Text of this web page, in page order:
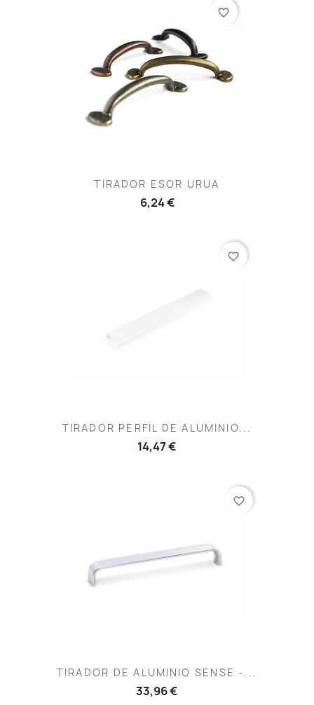
TIRADOR ESOR URUA
6,24 €
favorite_border
TIRADOR PERFIL DE ALUMINIO...
14,47 €
favorite_border
TIRADOR DE ALUMINIO SENSE -...
33,96 €
favorite_border